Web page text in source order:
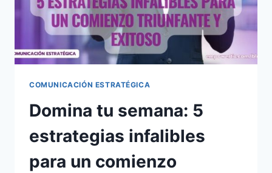
COMUNICACIÓN ESTRATÉGICA
Domina tu semana: 5
estrategias infalibles
para un comienzo